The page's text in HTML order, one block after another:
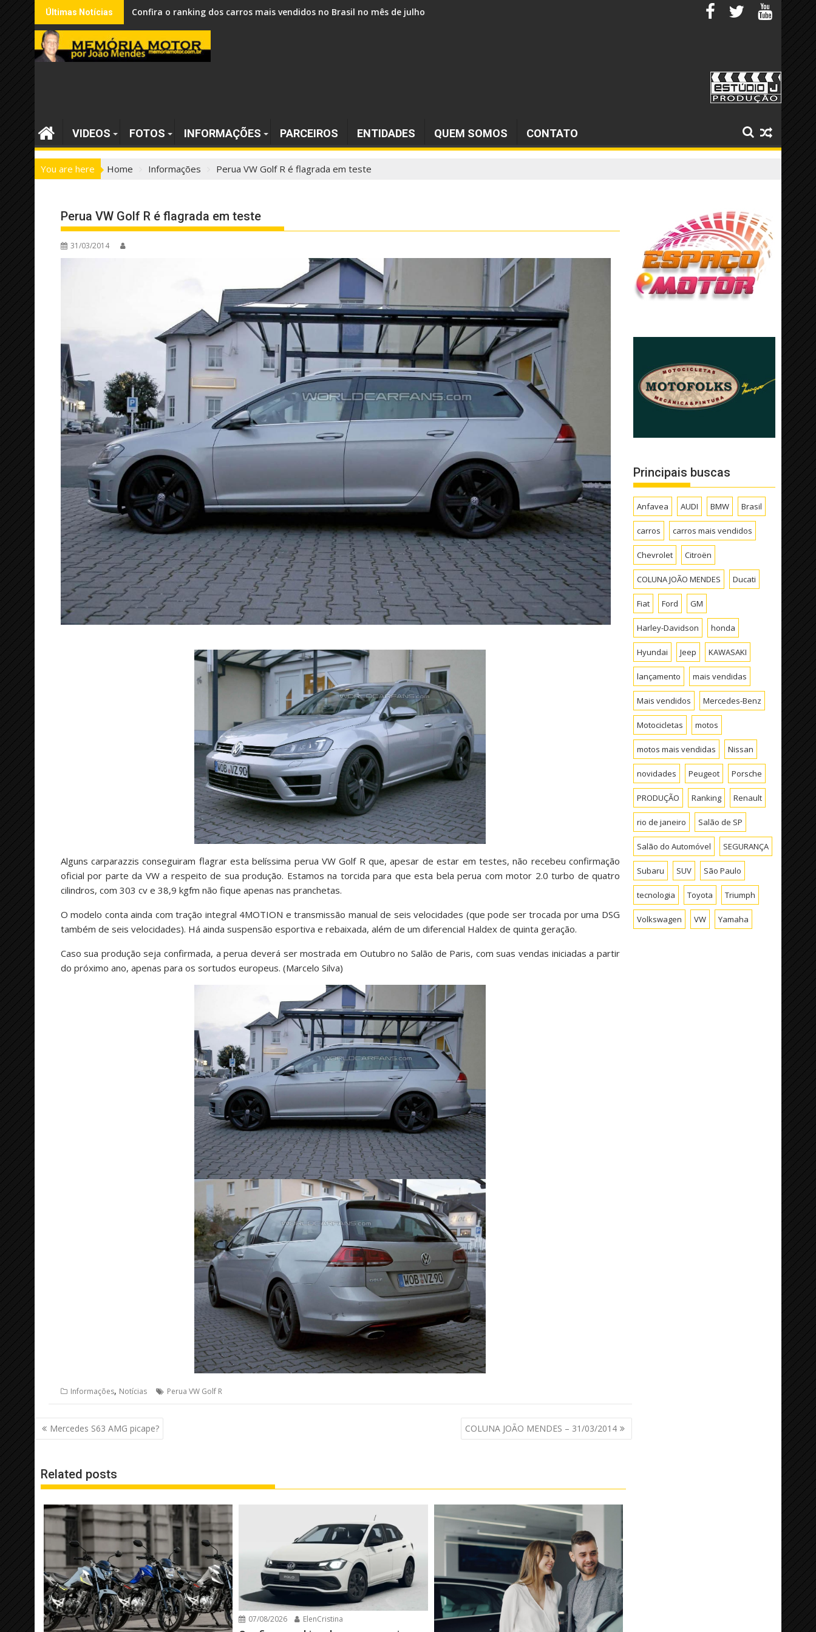
Skip
to
content
Últimas Notícias Confira o ranking dos carros mais vendidos no Brasil no mês de julho
VIDEOS FOTOS INFORMAÇÕES PARCEIROS ENTIDADES QUEM SOMOS CONTATO
You are here Home Informações Perua VW Golf R é flagrada em teste
Perua VW Golf R é flagrada em teste
31/03/2014
Alguns carparazzis conseguiram flagrar esta belíssima perua VW Golf R que, apesar de estar em testes, não recebeu confirmação
oficial por parte da VW a respeito de sua produção. Estamos na torcida para que esta bela perua com motor 2.0 turbo de quatro
cilindros, com 303 cv e 38,9 kgfm não fique apenas nas pranchetas.
O modelo conta ainda com tração integral 4MOTION e transmissão manual de seis velocidades (que pode ser trocada por uma DSG
também de seis velocidades). Há ainda suspensão esportiva e rebaixada, além de um diferencial Haldex de quinta geração.
Caso sua produção seja confirmada, a perua deverá ser mostrada em Outubro no Salão de Paris, com suas vendas iniciadas a partir
do próximo ano, apenas para os sortudos europeus. (Marcelo Silva)
Informações, Notícias Perua VW Golf R
Navegação
de
Mercedes S63 AMG picape? COLUNA JOÃO MENDES – 31/03/2014
Related posts
07/08/2026 ElenCristina
Principais buscas
Anfavea AUDI BMW Brasil
carros carros mais vendidos
Chevrolet Citroën
COLUNA JOÃO MENDES Ducati
Fiat Ford GM
Harley-Davidson honda
Hyundai Jeep KAWASAKI
lançamento mais vendidas
Mais vendidos Mercedes-Benz
Motocicletas motos
motos mais vendidas Nissan
novidades Peugeot Porsche
PRODUÇÃO Ranking Renault
rio de janeiro Salão de SP
Salão do Automóvel SEGURANÇA
Subaru SUV São Paulo
tecnologia Toyota Triumph
Volkswagen VW Yamaha